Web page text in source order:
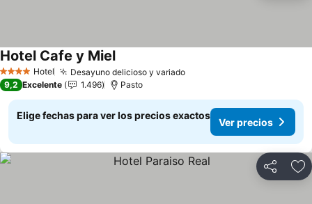
4 EstrellasHotel Desayuno delicioso y variadoVer precios
Hotel Cafe y MielVer precios
9,2 Excelente 1.496 Pasto
Elige fechas para ver los precios exactos
Ver precios
Compartir